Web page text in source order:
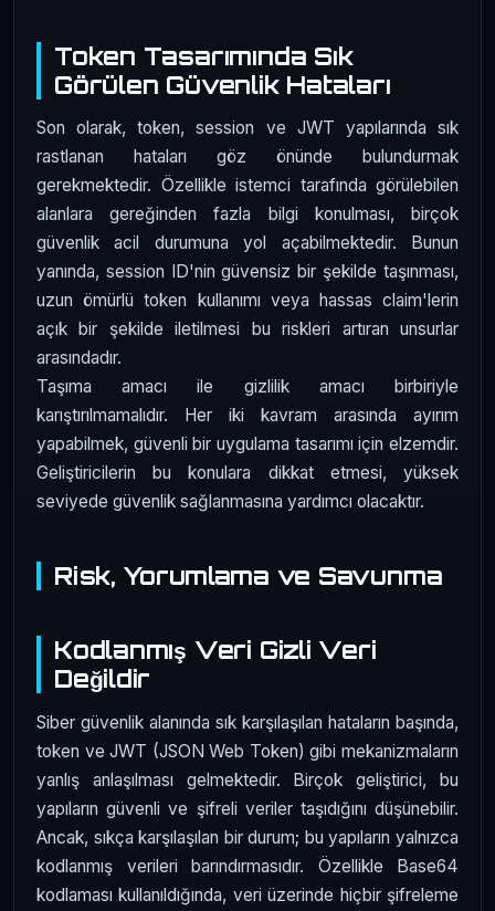
Token Tasarımında Sık
Görülen Güvenlik Hataları
Son olarak, token, session ve JWT yapılarında sık
rastlanan hataları göz önünde bulundurmak
gerekmektedir. Özellikle istemci tarafında görülebilen
alanlara gereğinden fazla bilgi konulması, birçok
güvenlik acil durumuna yol açabilmektedir. Bunun
yanında, session ID'nin güvensiz bir şekilde taşınması,
uzun ömürlü token kullanımı veya hassas claim'lerin
açık bir şekilde iletilmesi bu riskleri artıran unsurlar
arasındadır.
Taşıma amacı ile gizlilik amacı birbiriyle
karıştırılmamalıdır. Her iki kavram arasında ayırım
yapabilmek, güvenli bir uygulama tasarımı için elzemdir.
Geliştiricilerin bu konulara dikkat etmesi, yüksek
seviyede güvenlik sağlanmasına yardımcı olacaktır.
Risk, Yorumlama ve Savunma
Kodlanmış Veri Gizli Veri
Değildir
Siber güvenlik alanında sık karşılaşılan hataların başında,
token ve JWT (JSON Web Token) gibi mekanizmaların
yanlış anlaşılması gelmektedir. Birçok geliştirici, bu
yapıların güvenli ve şifreli veriler taşıdığını düşünebilir.
Ancak, sıkça karşılaşılan bir durum; bu yapıların yalnızca
kodlanmış verileri barındırmasıdır. Özellikle Base64
kodlaması kullanıldığında, veri üzerinde hiçbir şifreleme